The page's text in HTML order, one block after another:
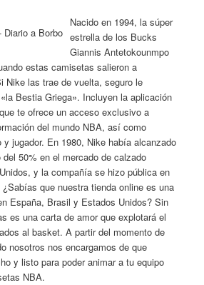
Nacido en 1994, la súper
estrella de los Bucks
Giannis Antetokounmpo
estas camisetas salieron a
Nike las trae de vuelta, seguro le
Bestia Griega». Incluyen la aplicación
te ofrece un acceso exclusivo a
del mundo NBA, así como
y jugador. En 1980, Nike había alcanzado
50% en el mercado de calzado
y la compañía se hizo pública en
que nuestra tienda online es una
España, Brasil y Estados Unidos? Sin
es una carta de amor que explotará el
al basket. A partir del momento de
nosotros nos encargamos de que
y listo para poder animar a tu equipo
NBA.